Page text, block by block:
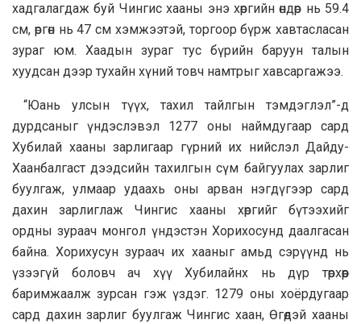
хадгалагдаж буй Чингис хааны энэ хөргийн өндөр нь 59.4
см, өргөн нь 47 см хэмжээтэй, торгоор бүрж хавтасласан
зураг юм. Хаадын зураг тус бүрийн баруун талын
хуудсан дээр тухайн хүний товч намтрыг хавсаргажээ.
“Юань улсын түүх, тахил тайлгын тэмдэглэл”-д
дурдсаныг үндэслэвэл 1277 оны наймдугаар сард
Хубилай хааны зарлигаар гүрний их нийслэл Дайду-
Хаанбалгаст дээдсийн тахилгын сүм байгуулах зарлиг
буулгаж, улмаар удаахь оны арван нэгдүгээр сард
дахин зарлиглаж Чингис хааны хөргийг бүтээхийг
ордны зураач монгол үндэстэн Хорихосунд даалгасан
байна. Хорихусун зураач их хааныг амьд сэрүүнд нь
үзээгүй боловч ач хүү Хубилайнх нь дүр төрхөөр
баримжаалж зурсан гэж үздэг. 1279 оны хоёрдугаар
сард дахин зарлиг буулгаж Чингис хаан, Өгөдэй хааны